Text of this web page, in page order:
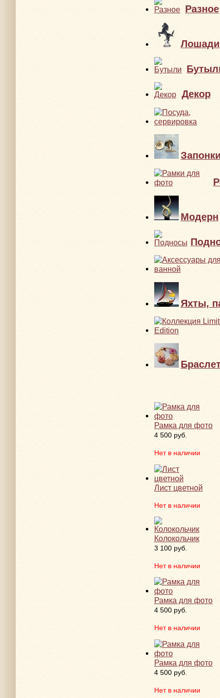
Разное
Лошади
Декор
Модерн
Яхты,
Рамка для фото
4 500 руб.
Нет в наличии
Лист цветной
Нет в наличии
Колокольчик
3 100 руб.
Нет в наличии
Рамка для фото
4 500 руб.
Нет в наличии
Рамка для фото
4 500 руб.
Нет в наличии